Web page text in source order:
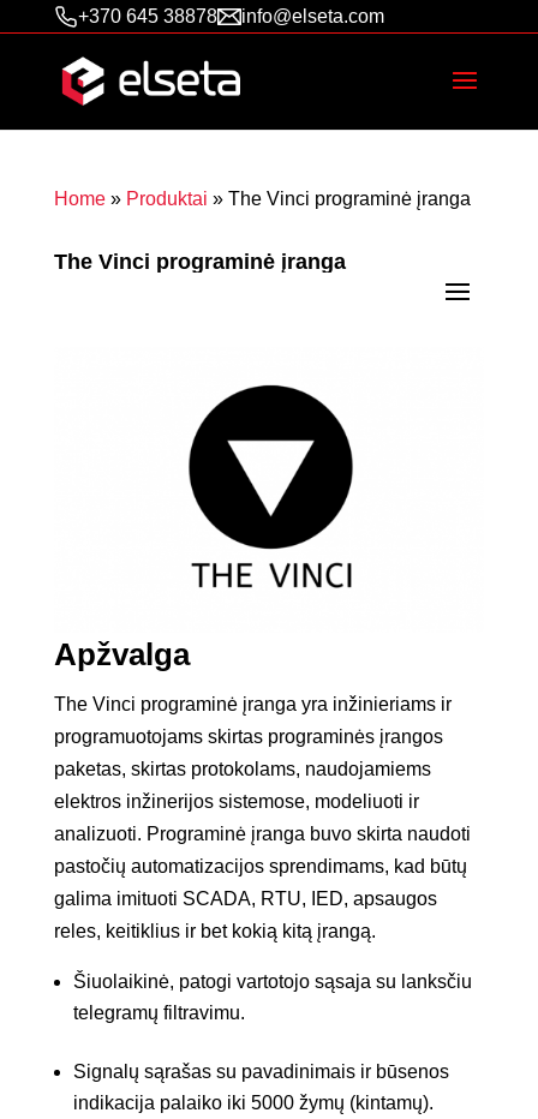
+370 645 38878 info@elseta.com
Home» Produktai » The Vinci programinė įranga
The Vinci programinė įranga
Apžvalga
The Vinci programinė įranga yra inžinieriams ir
programuotojams skirtas programinės įrangos
paketas, skirtas protokolams, naudojamiems
elektros inžinerijos sistemose, modeliuoti ir
analizuoti. Programinė įranga buvo skirta naudoti
pastočių automatizacijos sprendimams, kad būtų
galima imituoti SCADA, RTU, IED, apsaugos
reles, keitiklius ir bet kokią kitą įrangą.
Šiuolaikinė, patogi vartotojo sąsaja su lanksčiu
telegramų filtravimu.
Signalų sąrašas su pavadinimais ir būsenos
indikacija palaiko iki 5000 žymų (kintamų).